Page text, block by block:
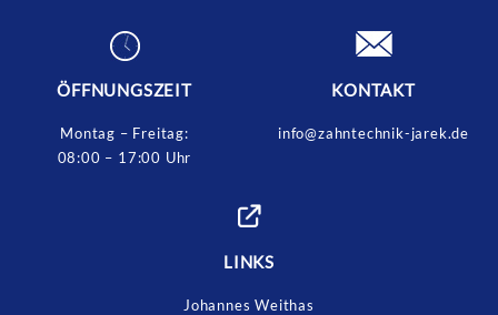
ÖFFNUNGSZEIT
Montag – Freitag:
08:00 – 17:00 Uhr
KONTAKT
info@zahntechnik-jarek.de
LINKS
Johannes Weithas